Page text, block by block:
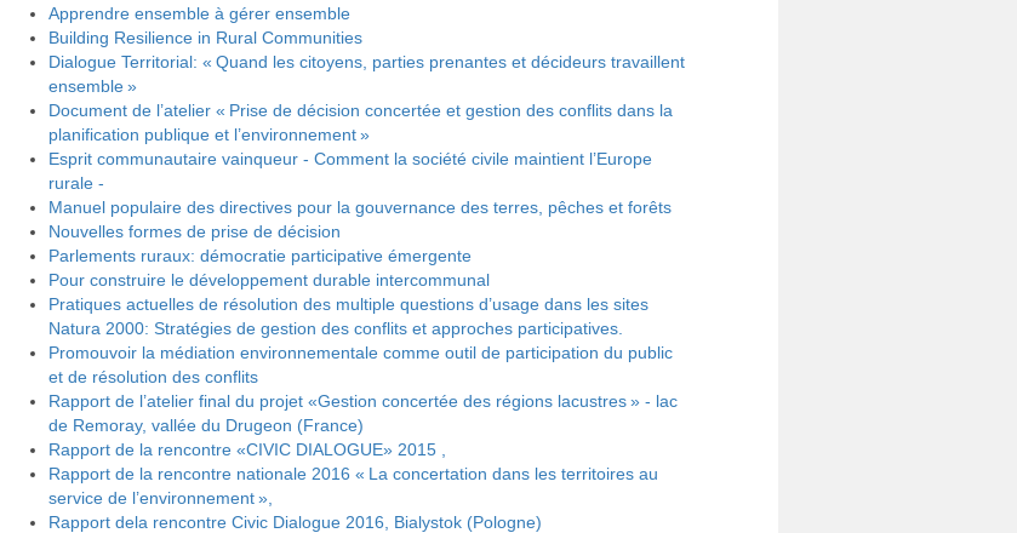
Apprendre ensemble à gérer ensemble
Building Resilience in Rural Communities
Dialogue Territorial: « Quand les citoyens, parties prenantes et décideurs travaillent
ensemble »
Document de l’atelier « Prise de décision concertée et gestion des conflits dans la
planification publique et l’environnement »
Esprit communautaire vainqueur - Comment la société civile maintient l’Europe
rurale -
Manuel populaire des directives pour la gouvernance des terres, pêches et forêts
Nouvelles formes de prise de décision
Parlements ruraux: démocratie participative émergente
Pour construire le développement durable intercommunal
Pratiques actuelles de résolution des multiple questions d’usage dans les sites
Natura 2000: Stratégies de gestion des conflits et approches participatives.
Promouvoir la médiation environnementale comme outil de participation du public
et de résolution des conflits
Rapport de l’atelier final du projet «Gestion concertée des régions lacustres » - lac
de Remoray, vallée du Drugeon (France)
Rapport de la rencontre «CIVIC DIALOGUE» 2015 ,
Rapport de la rencontre nationale 2016 « La concertation dans les territoires au
service de l’environnement »,
Rapport dela rencontre Civic Dialogue 2016, Bialystok (Pologne)